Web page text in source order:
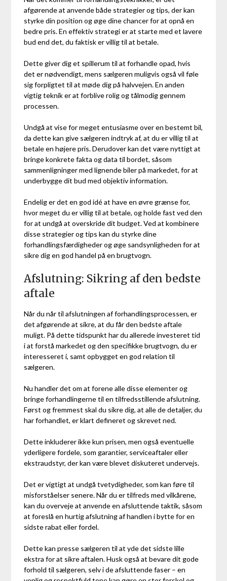
afgørende at anvende både strategier og tips, der kan
styrke din position og øge dine chancer for at opnå en
bedre pris. En effektiv strategi er at starte med et lavere
bud end det, du faktisk er villig til at betale.
Dette giver dig et spillerum til at forhandle opad, hvis
det er nødvendigt, mens sælgeren muligvis også vil føle
sig forpligtet til at møde dig på halvvejen. En anden
vigtig teknik er at forblive rolig og tålmodig gennem
processen.
Undgå at vise for meget entusiasme over en bestemt bil,
da dette kan give sælgeren indtryk af, at du er villig til at
betale en højere pris. Derudover kan det være nyttigt at
bringe konkrete fakta og data til bordet, såsom
sammenligninger med lignende biler på markedet, for at
underbygge dit bud med objektiv information.
Endelig er det en god idé at have en øvre grænse for,
hvor meget du er villig til at betale, og holde fast ved den
for at undgå at overskride dit budget. Ved at kombinere
disse strategier og tips kan du styrke dine
forhandlingsfærdigheder og øge sandsynligheden for at
sikre dig en god handel på en brugtvogn.
Afslutning: Sikring af den bedste
aftale
Når du når til afslutningen af forhandlingsprocessen, er
det afgørende at sikre, at du får den bedste aftale
muligt. På dette tidspunkt har du allerede investeret tid
i at forstå markedet og den specifikke brugtvogn, du er
interesseret i, samt opbygget en god relation til
sælgeren.
Nu handler det om at forene alle disse elementer og
bringe forhandlingerne til en tilfredsstillende afslutning.
Først og fremmest skal du sikre dig, at alle de detaljer, du
har forhandlet, er klart defineret og skrevet ned.
Dette inkluderer ikke kun prisen, men også eventuelle
yderligere fordele, som garantier, serviceaftaler eller
ekstraudstyr, der kan være blevet diskuteret undervejs.
Det er vigtigt at undgå tvetydigheder, som kan føre til
misforståelser senere. Når du er tilfreds med vilkårene,
kan du overveje at anvende en afsluttende taktik, såsom
at foreslå en hurtig afslutning af handlen i bytte for en
sidste rabat eller fordel.
Dette kan presse sælgeren til at yde det sidste lille
ekstra for at sikre aftalen. Husk også at bevare dit gode
forhold til sælgeren, selv i de afsluttende faser – en